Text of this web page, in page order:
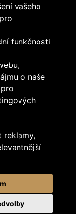
vašeho
funkčnosti
,
o naše
reklamy,
v
pokojích a
restaurace s
sál pro
prezentace,